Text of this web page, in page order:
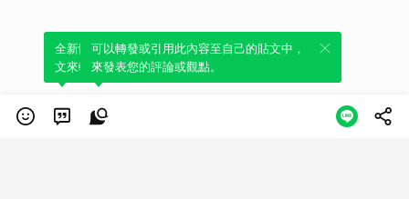
全新體驗！一鍵引用此內容，透過發布貼
文來輕鬆表達個人立場。
可以轉發或引用此內容至自己的貼文中，
來發表您的評論或觀點。